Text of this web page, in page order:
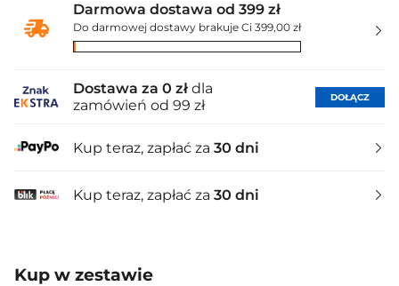
Darmowa dostawa od 399 zł
Do darmowej dostawy brakuje Ci 399,00 zł
Dostawa za 0 zł dla
zamówień od 99 zł
DOŁĄCZ
Kup teraz, zapłać za 30 dni
Kup teraz, zapłać za 30 dni
Kup w zestawie